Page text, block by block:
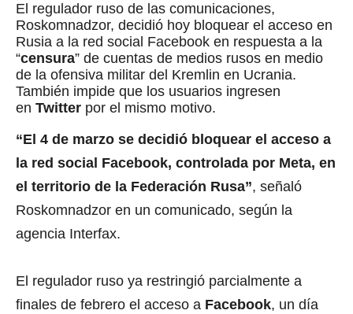
El regulador ruso de las comunicaciones,
Roskomnadzor, decidió hoy bloquear el acceso en
Rusia a la red social Facebook en respuesta a la
“censura” de cuentas de medios rusos en medio
de la ofensiva militar del Kremlin en Ucrania.
También impide que los usuarios ingresen
en Twitter por el mismo motivo.
“El 4 de marzo se decidió bloquear el acceso a
la red social Facebook, controlada por Meta, en
el territorio de la Federación Rusa”, señaló
Roskomnadzor en un comunicado, según la
agencia Interfax.
El regulador ruso ya restringió parcialmente a
finales de febrero el acceso a Facebook, un día